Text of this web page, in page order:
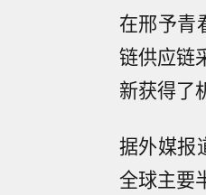
在邢予青
链供应链
新获得了
据外媒报
全球主要